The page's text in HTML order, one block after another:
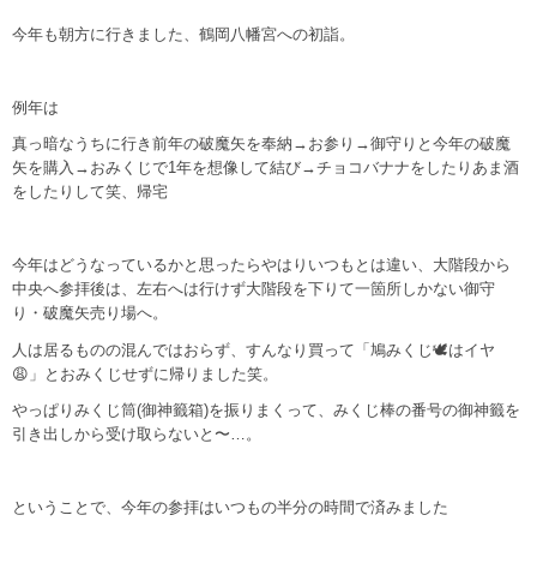
今年も朝方に行きました、鶴岡八幡宮への初詣。
例年は
真っ暗なうちに行き前年の破魔矢を奉納→お参り→御守りと今年の破魔
矢を購入→おみくじで1年を想像して結び→チョコバナナをしたりあま酒
をしたりして笑、帰宅
今年はどうなっているかと思ったらやはりいつもとは違い、大階段から
中央へ参拝後は、左右へは行けず大階段を下りて一箇所しかない御守
り・破魔矢売り場へ。
人は居るものの混んではおらず、すんなり買って「鳩みくじ🕊はイヤ
😩」とおみくじせずに帰りました笑。
やっぱりみくじ筒(御神籤箱)を振りまくって、みくじ棒の番号の御神籤を
引き出しから受け取らないと〜…。
ということで、今年の参拝はいつもの半分の時間で済みました